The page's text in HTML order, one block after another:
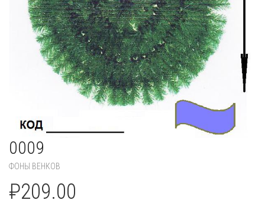
0009
ФОНЫ ВЕНКОВ
₽209.00